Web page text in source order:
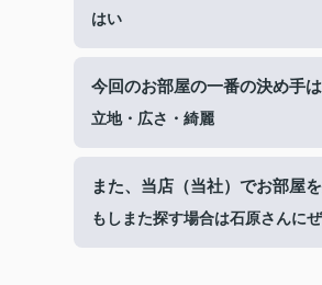
はい
今回のお部屋の一番の決め手
立地・広さ・綺麗
また、当店（当社）でお部屋
もしまた探す場合は石原さんに